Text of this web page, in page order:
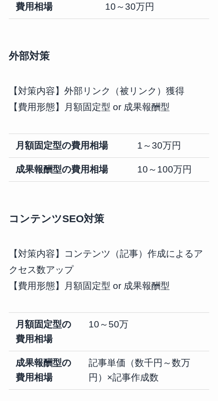
費用相場 10～30万円
外部対策
【対策内容】外部リンク（被リンク）獲得
【費用形態】月額固定型 or 成果報酬型
月額固定型の費用相場 1～30万円
成果報酬型の費用相場 10～100万円
コンテンツSEO対策
【対策内容】コンテンツ（記事）作成によるア
クセス数アップ
【費用形態】月額固定型 or 成果報酬型
月額固定型の
費用相場
10～50万
成果報酬型の
費用相場
記事単価（数千円～数万
円）×記事作成数